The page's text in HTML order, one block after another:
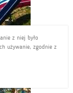
z niej było
używanie, zgodnie z